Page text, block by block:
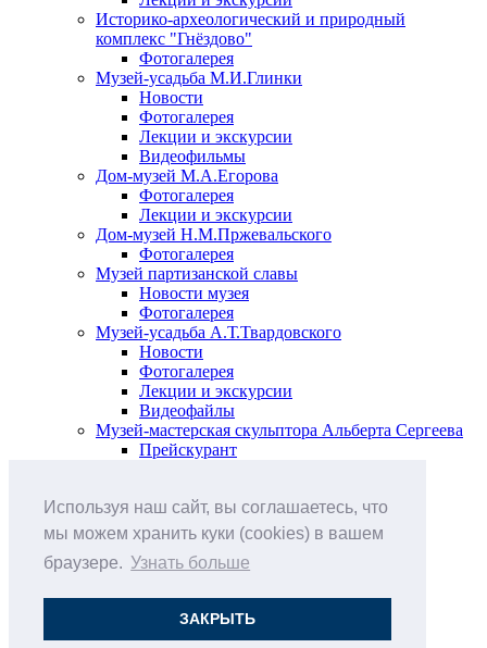
Используя наш сайт, вы соглашаетесь, что
мы можем хранить куки (cookies) в вашем
браузере. Узнать больше
ЗАКРЫТЬ
Историко-археологический и природный
комплекс "Гнёздово"
Фотогалерея
Музей-усадьба М.И.Глинки
Новости
Фотогалерея
Лекции и экскурсии
Видеофильмы
Дом-музей М.А.Егорова
Фотогалерея
Лекции и экскурсии
Дом-музей Н.М.Пржевальского
Фотогалерея
Музей партизанской славы
Новости музея
Фотогалерея
Музей-усадьба А.Т.Твардовского
Новости
Фотогалерея
Лекции и экскурсии
Видеофайлы
Музей-мастерская скульптора Альберта Сергеева
Прейскурант
Анонс мероприятий
Виртуальные выставки
О музее
Друзья музея